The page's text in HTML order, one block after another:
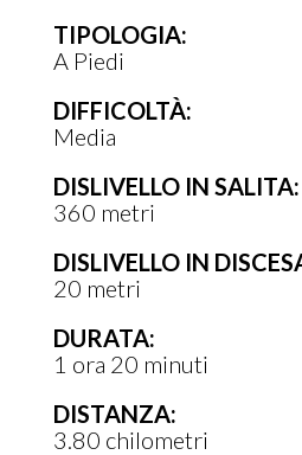
area pic nic Colle della
Periodo consigliato:
TIPOLOGIA:
A Piedi
DIFFICOLTÀ:
Media
DISLIVELLO IN SALITA:
360 metri
DISLIVELLO IN
20 metri
DURATA:
1 ora 20 minuti
DISTANZA:
3.80 chilometri